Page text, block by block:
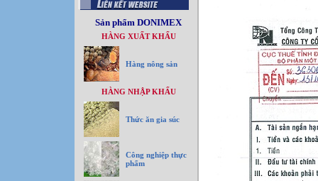
Sản phẩm DONIMEX
HÀNG XUẤT KHẨU
Hàng nông sản
HÀNG NHẬP KHẨU
Thức ăn gia súc
Công nghiệp thực
phẩm